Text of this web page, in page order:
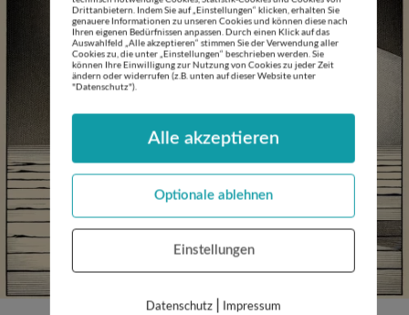
Drittanbietern. Indem Sie auf „Einstellungen“ klicken, erhalten Sie
genauere Informationen zu unseren Cookies und können diese nach
Ihren eigenen Bedürfnissen anpassen. Durch einen Klick auf das
Auswahlfeld „Alle akzeptieren“ stimmen Sie der Verwendung aller
Cookies zu, die unter „Einstellungen“ beschrieben werden. Sie
können Ihre Einwilligung zur Nutzung von Cookies zu jeder Zeit
ändern oder widerrufen (z.B. unten auf dieser Website unter
"Datenschutz").
Alle akzeptieren
Optionale ablehnen
Einstellungen
Datenschutz| Impressum